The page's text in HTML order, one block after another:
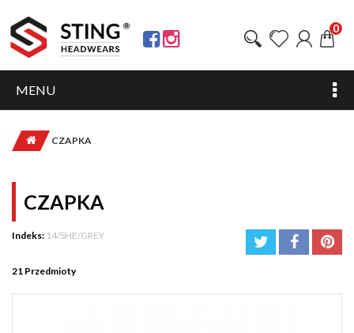
0
MENU
CZAPKA
CZAPKA
Indeks: 14/SHE/GREY
21 Przedmioty